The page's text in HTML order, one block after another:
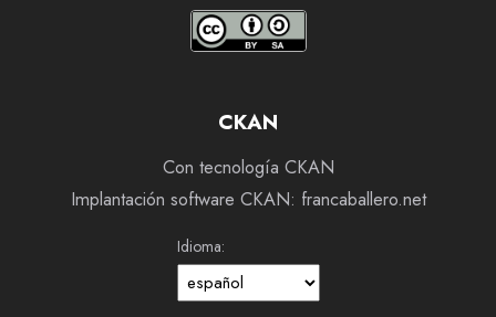
CKAN
Con tecnología CKAN
Implantación software CKAN: francaballero.net
Idioma